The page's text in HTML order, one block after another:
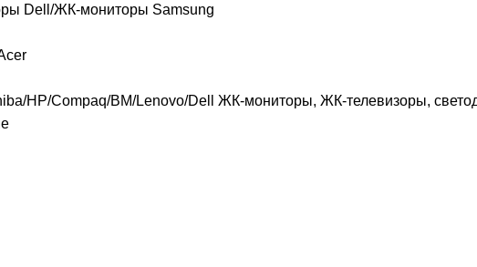
Dell/ЖК-мониторы Samsung
HP/Compaq/BM/Lenovo/Dell ЖК-мониторы, ЖК-телевизоры,